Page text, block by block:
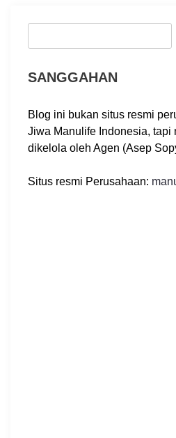
SANGGAHAN
Blog ini bukan situs resmi
Jiwa Manulife Indonesia, tapi
dikelola oleh Agen (Asep
Situs resmi Perusahaan: